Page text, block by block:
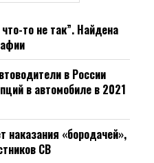
то не так”. Найдена
в России
в автомобиле в 2021
наказания «бородачей»,
СВ